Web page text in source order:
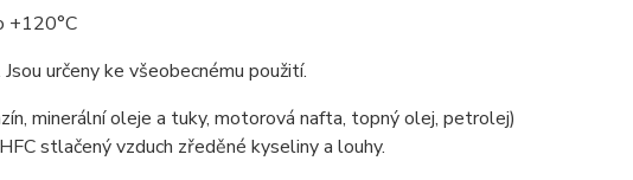
+120°C
určeny ke všeobecnému použití.
minerální oleje a tuky, motorová nafta, topný olej, petrolej)
stlačený vzduch zředěné kyseliny a louhy.